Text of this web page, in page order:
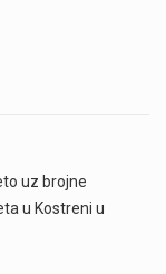
uz brojne
u Kostreni u